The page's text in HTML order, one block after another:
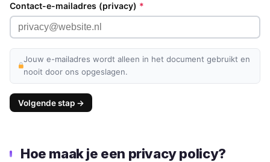
Contact-e-mailadres (privacy) *
Jouw e-mailadres wordt alleen in het document gebruikt en
nooit door ons opgeslagen.
Volgende stap →
Hoe maak je een privacy policy?